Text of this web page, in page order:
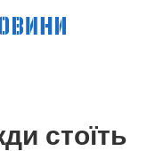
стоїть